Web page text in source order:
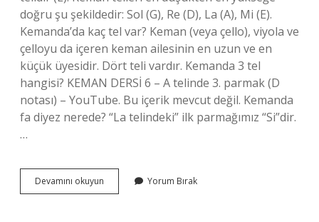
doğru şu şekildedir: Sol (G), Re (D), La (A), Mi (E).
Kemanda’da kaç tel var? Keman (veya çello), viyola ve
çelloyu da içeren keman ailesinin en uzun ve en
küçük üyesidir. Dört teli vardır. Kemanda 3 tel
hangisi? KEMAN DERSİ 6 – A telinde 3. parmak (D
notası) – YouTube. Bu içerik mevcut değil. Kemanda
fa diyez nerede? “La telindeki” ilk parmağımız “Si”dir.
…
Devamını okuyun Kemanda
Kaç
Yorum Bırak